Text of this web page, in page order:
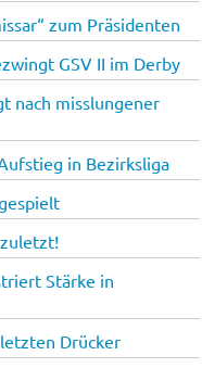
zum Prä­si­den­ten
GSV II im Derby
nach mi­sslungener
in Bezirksliga
Stär­ke in
Drü­cker